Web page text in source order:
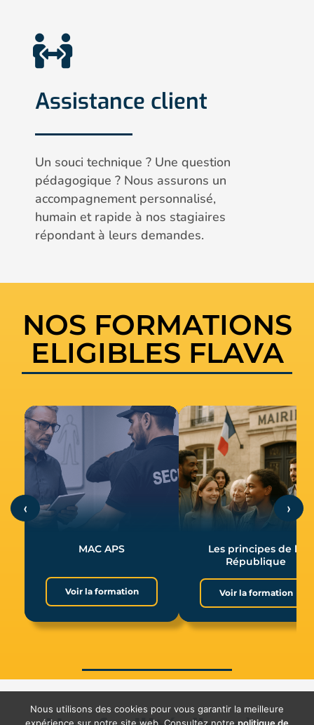
Assistance client
Un souci technique ? Une question
pédagogique ? Nous assurons un
accompagnement personnalisé,
humain et rapide à nos stagiaires
répondant à leurs demandes.
NOS FORMATIONS
ELIGIBLES FLAVA
‹
MAC APS
Voir la formation
Les principes de la
République
Voir la formation
›
Nous utilisons des cookies pour vous garantir la meilleure